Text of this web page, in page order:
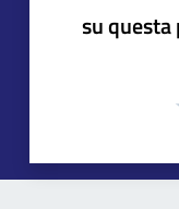
su questa